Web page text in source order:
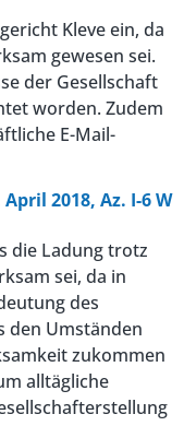
Kleve ein, da
gewesen sei.
der Gesellschaft
worden. Zudem
E-Mail-
2018, Az. I-6 W
die Ladung trotz
sei, da in
des
den Umständen
zukommen
alltägliche